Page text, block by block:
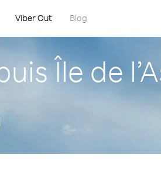
Viber Out Blog
Île de